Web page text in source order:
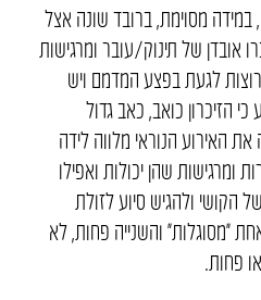
במידה מסוימת, ברובד שונה אצל
אובדן של תינוק/עובר ומרגישות
לגעת בפצע המדמם ויש
הזיכרון כואב, כאב גדול
האירוע הנוראי מלווה לידה
שהן יכולות ואפילו
הקושי ולהגיש סיוע לזולת
״מסוגלות״ והשנייה פחות, לא
פחות.